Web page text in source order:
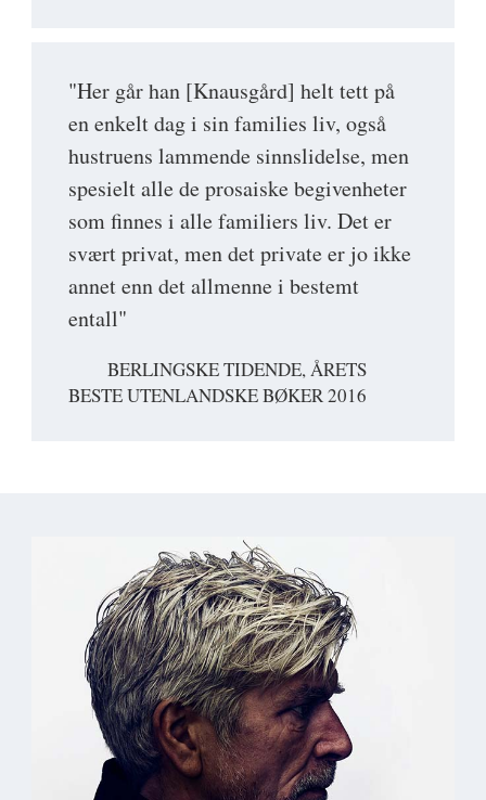
"Her går han [Knausgård] helt tett på
en enkelt dag i sin families liv, også
hustruens lammende sinnslidelse, men
spesielt alle de prosaiske begivenheter
som finnes i alle familiers liv. Det er
svært privat, men det private er jo ikke
annet enn det allmenne i bestemt
entall"
BERLINGSKE TIDENDE, ÅRETS
BESTE UTENLANDSKE BØKER 2016